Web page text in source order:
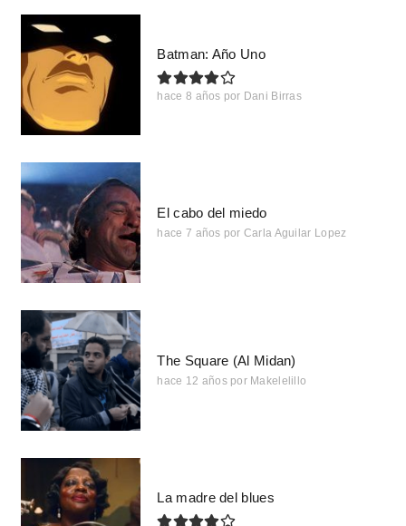
Batman: Año Uno
hace 8 años por Dani Birras
El cabo del miedo
hace 7 años por Carla Aguilar Lopez
The Square (Al Midan)
hace 12 años por Makelelillo
La madre del blues